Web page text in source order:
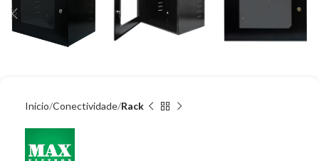
Início Conectividade Rack